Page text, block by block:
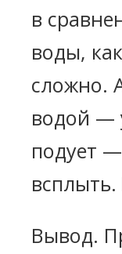
в
воды,
сложно.
водой —
подует
Вывод.